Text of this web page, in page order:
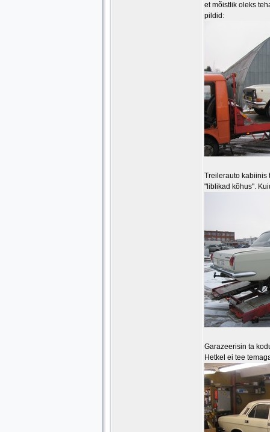
et mõistlik oleks
pildid:
Treilerauto kabiinis
"liblikad kõhus".
Garazeerisin ta
Hetkel ei tee